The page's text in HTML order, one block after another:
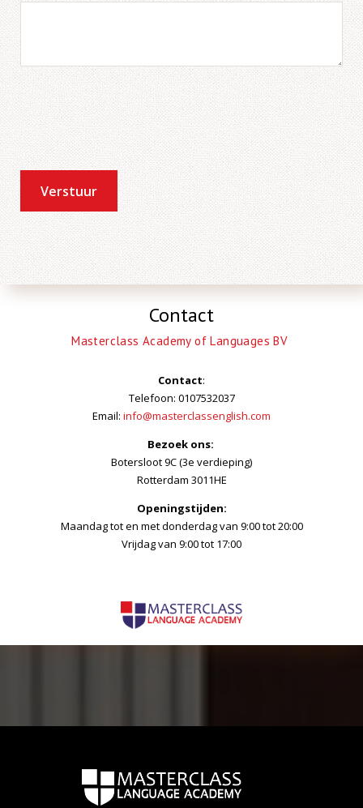
Contact
Masterclass Academy of Languages BV
Contact:
Telefoon: 0107532037
Email: info@masterclassenglish.com
Bezoek ons:
Botersloot 9C (3e verdieping)
Rotterdam 3011HE
Openingstijden:
Maandag tot en met donderdag van 9:00 tot 20:00
Vrijdag van 9:00 tot 17:00
Verstuur